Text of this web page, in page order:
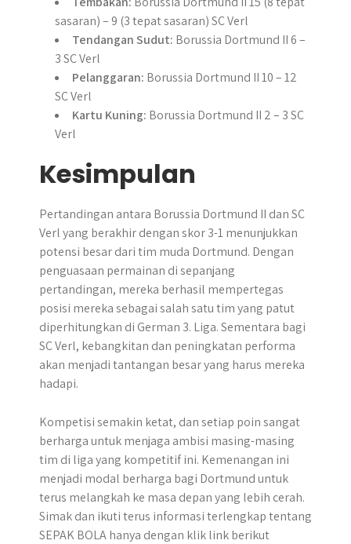
sasaran) – 9 (3 tepat sasaran) SC Verl
Tendangan Sudut: Borussia Dortmund II 6 –
3 SC Verl
Pelanggaran: Borussia Dortmund II 10 – 12
SC Verl
Kartu Kuning: Borussia Dortmund II 2 – 3 SC
Verl
Kesimpulan
Pertandingan antara Borussia Dortmund II dan SC
Verl yang berakhir dengan skor 3-1 menunjukkan
potensi besar dari tim muda Dortmund. Dengan
penguasaan permainan di sepanjang
pertandingan, mereka berhasil mempertegas
posisi mereka sebagai salah satu tim yang patut
diperhitungkan di German 3. Liga. Sementara bagi
SC Verl, kebangkitan dan peningkatan performa
akan menjadi tantangan besar yang harus mereka
hadapi.
Kompetisi semakin ketat, dan setiap poin sangat
berharga untuk menjaga ambisi masing-masing
tim di liga yang kompetitif ini. Kemenangan ini
menjadi modal berharga bagi Dortmund untuk
terus melangkah ke masa depan yang lebih cerah.
Simak dan ikuti terus informasi terlengkap tentang
SEPAK BOLA hanya dengan klik link berikut